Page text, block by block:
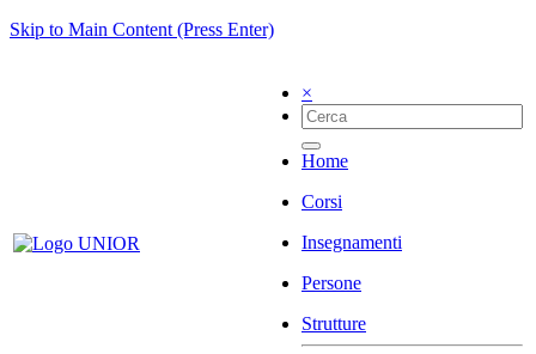
Skip to Main Content (Press Enter)
×
Home
Corsi
Insegnamenti
Persone
Strutture